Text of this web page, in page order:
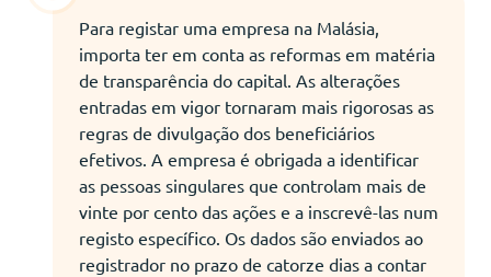
Para registar uma empresa na Malásia,
importa ter em conta as reformas em matéria
de transparência do capital. As alterações
entradas em vigor tornaram mais rigorosas as
regras de divulgação dos beneficiários
efetivos. A empresa é obrigada a identificar
as pessoas singulares que controlam mais de
vinte por cento das ações e a inscrevê-las num
registo específico. Os dados são enviados ao
registrador no prazo de catorze dias a contar